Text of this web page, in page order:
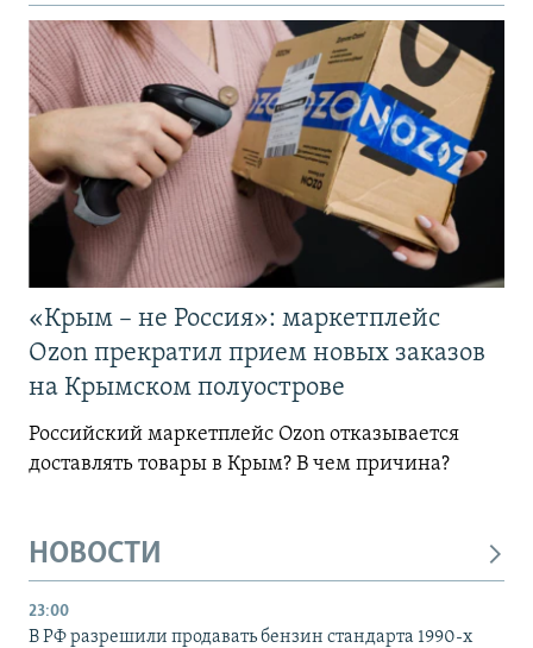
«Крым – не Россия»: маркетплейс
Ozon прекратил прием новых заказов
на Крымском полуострове
Российский маркетплейс Ozon отказывается
доставлять товары в Крым? В чем причина?
НОВОСТИ
23:00
В РФ разрешили продавать бензин стандарта 1990-х